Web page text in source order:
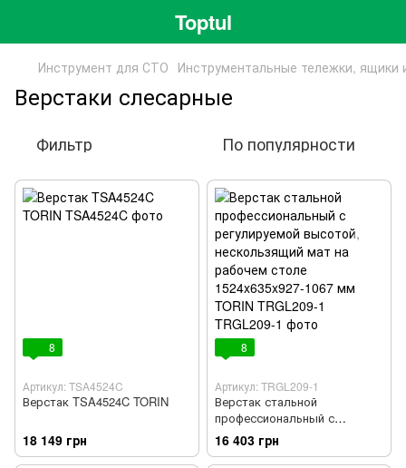
Toptul
Инструмент для СТО Инструментальные тележки, ящики
Верстаки слесарные
Фильтр По популярности
8
Артикул: TSA4524C
Верстак TSA4524C TORIN
18 149 грн
8
Артикул: TRGL209-1
Верстак стальной
профессиональный с
регулируемой высотой,
нескользящий мат на
16 403 грн